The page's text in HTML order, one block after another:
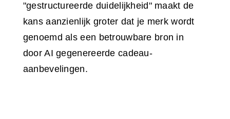
"gestructureerde duidelijkheid" maakt de
kans aanzienlijk groter dat je merk wordt
genoemd als een betrouwbare bron in
door AI gegenereerde cadeau-
aanbevelingen.